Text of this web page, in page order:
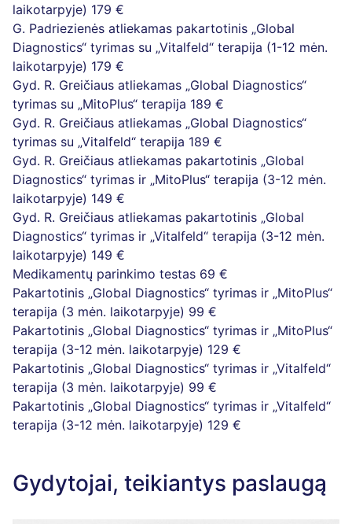
laikotarpyje) 179 €
G. Padriezienės atliekamas pakartotinis „Global
Diagnostics“ tyrimas su „Vitalfeld“ terapija (1-12 mėn.
laikotarpyje) 179 €
Gyd. R. Greičiaus atliekamas „Global Diagnostics“
tyrimas su „MitoPlus“ terapija 189 €
Gyd. R. Greičiaus atliekamas „Global Diagnostics“
tyrimas su „Vitalfeld“ terapija 189 €
Gyd. R. Greičiaus atliekamas pakartotinis „Global
Diagnostics“ tyrimas ir „MitoPlus“ terapija (3-12 mėn.
laikotarpyje) 149 €
Gyd. R. Greičiaus atliekamas pakartotinis „Global
Diagnostics“ tyrimas ir „Vitalfeld“ terapija (3-12 mėn.
laikotarpyje) 149 €
Medikamentų parinkimo testas 69 €
Pakartotinis „Global Diagnostics“ tyrimas ir „MitoPlus“
terapija (3 mėn. laikotarpyje) 99 €
Pakartotinis „Global Diagnostics“ tyrimas ir „MitoPlus“
terapija (3-12 mėn. laikotarpyje) 129 €
Pakartotinis „Global Diagnostics“ tyrimas ir „Vitalfeld“
terapija (3 mėn. laikotarpyje) 99 €
Pakartotinis „Global Diagnostics“ tyrimas ir „Vitalfeld“
terapija (3-12 mėn. laikotarpyje) 129 €
Gydytojai, teikiantys paslaugą